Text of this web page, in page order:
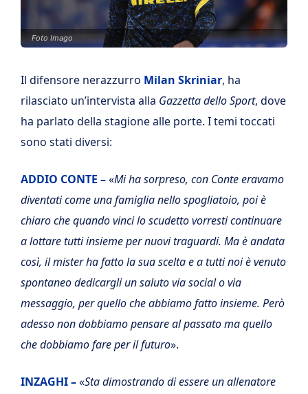
Foto Imago
Il difensore nerazzurro Milan Skriniar, ha
rilasciato un’intervista alla Gazzetta dello Sport, dove
ha parlato della stagione alle porte. I temi toccati
sono stati diversi:
ADDIO CONTE –«Mi ha sorpreso, con Conte eravamo
diventati come una famiglia nello spogliatoio, poi è
chiaro che quando vinci lo scudetto vorresti continuare
a lottare tutti insieme per nuovi traguardi. Ma è andata
così, il mister ha fatto la sua scelta e a tutti noi è venuto
spontaneo dedicargli un saluto via social o via
messaggio, per quello che abbiamo fatto insieme. Però
adesso non dobbiamo pensare al passato ma quello
che dobbiamo fare per il futuro».
INZAGHI –«Sta dimostrando di essere un allenatore